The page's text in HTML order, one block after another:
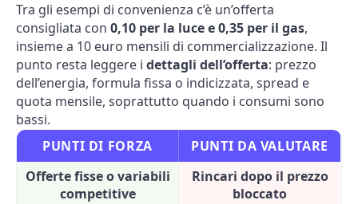
Tra gli esempi di convenienza c’è un’offerta
consigliata con 0,10 per la luce e 0,35 per il gas,
insieme a 10 euro mensili di commercializzazione. Il
punto resta leggere i dettagli dell’offerta: prezzo
dell’energia, formula fissa o indicizzata, spread e
quota mensile, soprattutto quando i consumi sono
bassi.
PUNTI DI FORZA
PUNTI DA VALUTARE
Offerte fisse o variabili
competitive
Rincari dopo il prezzo
bloccato